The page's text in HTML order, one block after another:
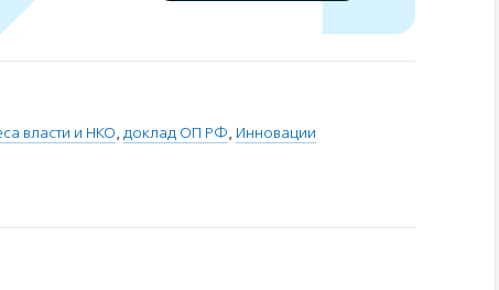
власти и НКО, доклад ОП РФ, Инновации